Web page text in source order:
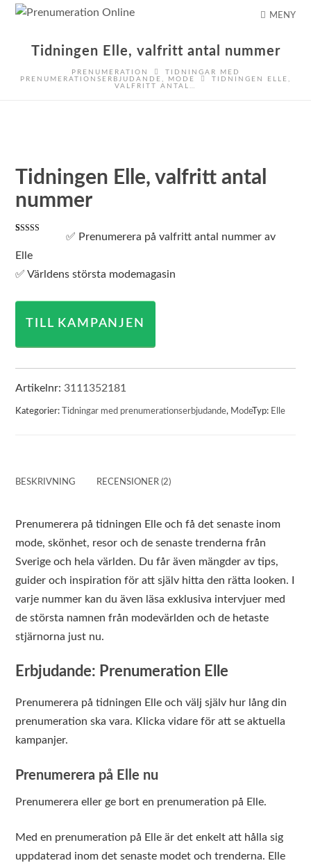
MENY
Tidningen Elle, valfritt antal nummer
PRENUMERATION
TIDNINGAR MED
PRENUMERATIONSERBJUDANDE , MODE
TIDNINGEN ELLE,
VALFRITT ANTAL…
Tidningen Elle, valfritt antal
nummer
baserat på
✅ Prenumerera på valfritt antal nummer av
Elle
✅ Världens största modemagasin
TILL KAMPANJEN
Artikelnr: 3111352181
Kategorier: Tidningar med prenumerationserbjudande, ModeTyp: Elle
BESKRIVNING RECENSIONER (2)
Prenumerera på tidningen Elle och få det senaste inom
mode, skönhet, resor och de senaste trenderna från
Sverige och hela världen. Du får även mängder av tips,
guider och inspiration för att själv hitta den rätta looken. I
varje nummer kan du även läsa exklusiva intervjuer med
de största namnen från modevärlden och de hetaste
stjärnorna just nu.
Erbjudande: Prenumeration Elle
Prenumerera på tidningen Elle och välj själv hur lång din
prenumeration ska vara. Klicka vidare för att se aktuella
kampanjer.
Prenumerera på Elle nu
Prenumerera eller ge bort en prenumeration på Elle.
Med en prenumeration på Elle är det enkelt att hålla sig
uppdaterad inom det senaste modet och trenderna. Elle